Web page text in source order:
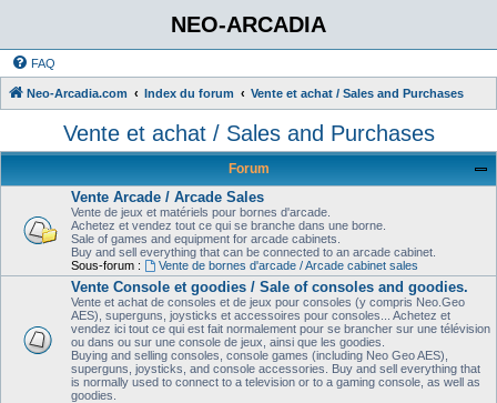
NEO-ARCADIA
FAQ
Neo-Arcadia.com Index du forum Vente et achat / Sales and Purchases
Vente et achat / Sales and Purchases
Forum
Vente Arcade / Arcade Sales
Vente de jeux et matériels pour bornes d'arcade.
Achetez et vendez tout ce qui se branche dans une borne.
Sale of games and equipment for arcade cabinets.
Buy and sell everything that can be connected to an arcade cabinet.
Sous-forum :
Vente de bornes d'arcade / Arcade cabinet sales
Vente Console et goodies / Sale of consoles and goodies.
Vente et achat de consoles et de jeux pour consoles (y compris Neo.Geo
AES), superguns, joysticks et accessoires pour consoles... Achetez et
vendez ici tout ce qui est fait normalement pour se brancher sur une télévision
ou dans ou sur une console de jeux, ainsi que les goodies.
Buying and selling consoles, console games (including Neo Geo AES),
superguns, joysticks, and console accessories. Buy and sell everything that
is normally used to connect to a television or to a gaming console, as well as
goodies.